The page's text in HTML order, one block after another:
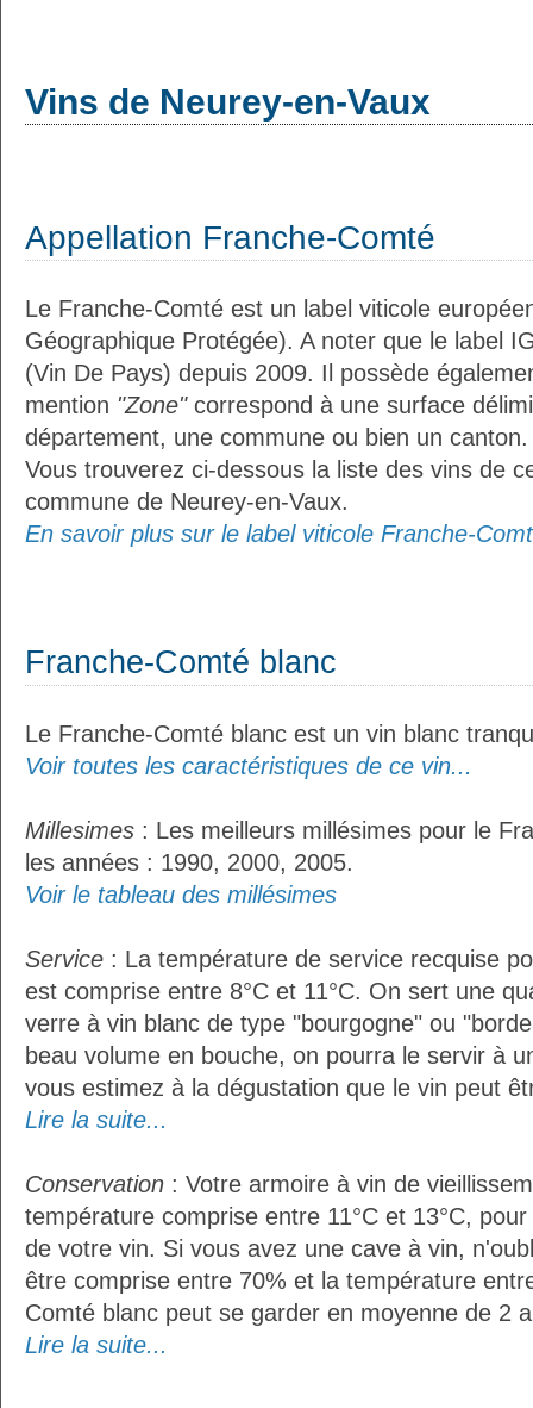
Vins de Neurey-en-Vaux
Appellation Franche-Comté
Le Franche-Comté est un label viticole
Géographique Protégée). A noter que le label
(Vin De Pays) depuis 2009. Il possède
mention "Zone"correspond à une surface
département, une commune ou bien un canton.
Vous trouverez ci-dessous la liste des vins de
commune de Neurey-en-Vaux.
En savoir plus sur le label viticole Franche-
Franche-Comté blanc
Le Franche-Comté blanc est un vin blanc
Voir toutes les caractéristiques de ce vin...
Millesimes : Les meilleurs millésimes pour le
les années : 1990, 2000, 2005.
Voir le tableau des millésimes
Service : La température de service recquise
est comprise entre 8°C et 11°C. On sert une
verre à vin blanc de type "bourgogne" ou
beau volume en bouche, on pourra le servir à
vous estimez à la dégustation que le vin peut
Lire la suite...
Conservation : Votre armoire à vin de
température comprise entre 11°C et 13°C,
de votre vin. Si vous avez une cave à vin,
être comprise entre 70% et la température
Comté blanc peut se garder en moyenne de 2
Lire la suite...